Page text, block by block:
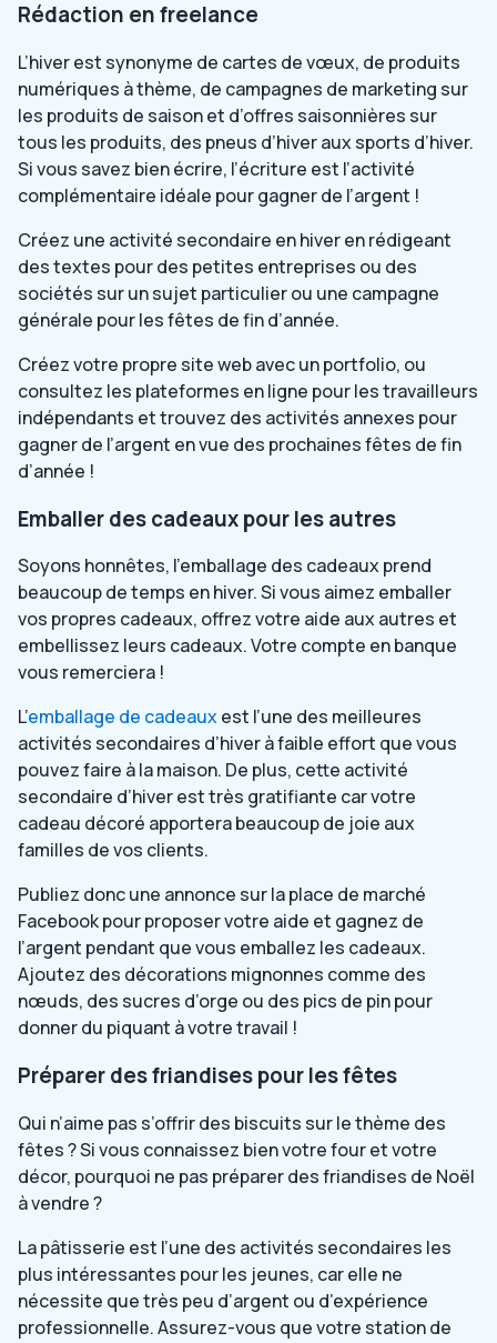
Rédaction en freelance
L’hiver est synonyme de cartes de vœux, de produits
numériques à thème, de campagnes de marketing sur
les produits de saison et d’offres saisonnières sur
tous les produits, des pneus d’hiver aux sports d’hiver.
Si vous savez bien écrire, l’écriture est l’activité
complémentaire idéale pour gagner de l’argent !
Créez une activité secondaire en hiver en rédigeant
des textes pour des petites entreprises ou des
sociétés sur un sujet particulier ou une campagne
générale pour les fêtes de fin d’année.
Créez votre propre site web avec un portfolio, ou
consultez les plateformes en ligne pour les travailleurs
indépendants et trouvez des activités annexes pour
gagner de l’argent en vue des prochaines fêtes de fin
d’année !
Emballer des cadeaux pour les autres
Soyons honnêtes, l’emballage des cadeaux prend
beaucoup de temps en hiver. Si vous aimez emballer
vos propres cadeaux, offrez votre aide aux autres et
embellissez leurs cadeaux. Votre compte en banque
vous remerciera !
L’emballage de cadeauxest l’une des meilleures
activités secondaires d’hiver à faible effort que vous
pouvez faire à la maison. De plus, cette activité
secondaire d’hiver est très gratifiante car votre
cadeau décoré apportera beaucoup de joie aux
familles de vos clients.
Publiez donc une annonce sur la place de marché
Facebook pour proposer votre aide et gagnez de
l’argent pendant que vous emballez les cadeaux.
Ajoutez des décorations mignonnes comme des
nœuds, des sucres d’orge ou des pics de pin pour
donner du piquant à votre travail !
Préparer des friandises pour les fêtes
Qui n’aime pas s’offrir des biscuits sur le thème des
fêtes ? Si vous connaissez bien votre four et votre
décor, pourquoi ne pas préparer des friandises de Noël
à vendre ?
La pâtisserie est l’une des activités secondaires les
plus intéressantes pour les jeunes, car elle ne
nécessite que très peu d’argent ou d’expérience
professionnelle. Assurez-vous que votre station de